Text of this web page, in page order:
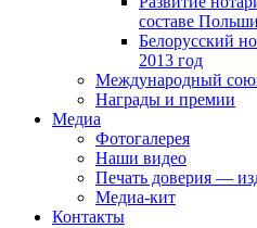
составе Польши
Белорусский
2013 год
Международный
Награды и премии
Медиа
Фотогалерея
Наши видео
Печать доверия —
Медиа-кит
Контакты